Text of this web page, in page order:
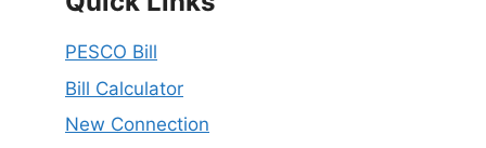
PESCO Bill
Bill Calculator
New Connection